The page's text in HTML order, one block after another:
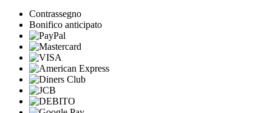
Contrassegno
Bonifico anticipato